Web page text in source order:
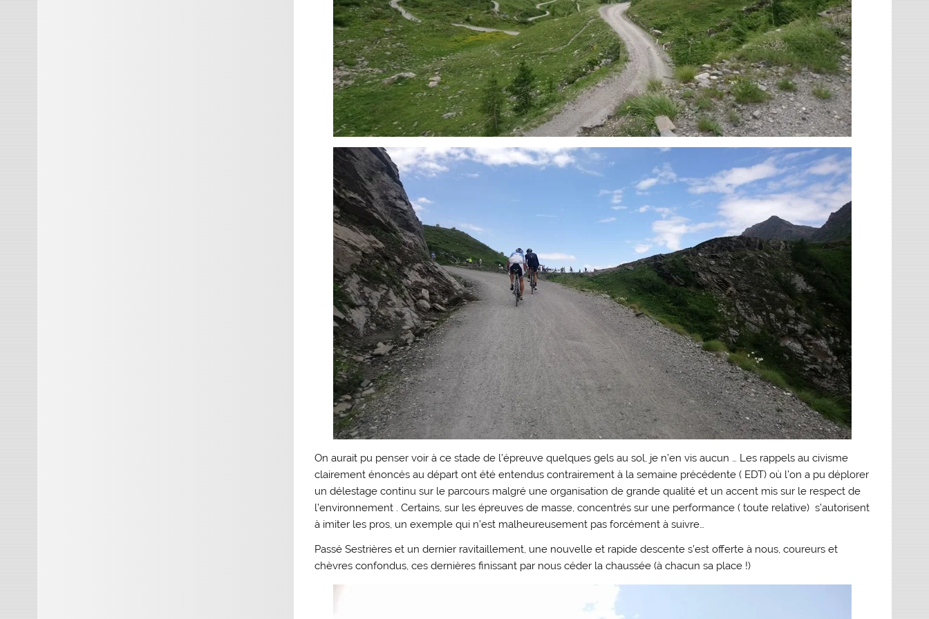
On aurait pu penser voir à ce stade de l’épreuve quelques gels au sol, je n’en vis aucun … Les rappels au civisme
clairement énoncés au départ ont été entendus contrairement à la semaine précédente ( EDT) où l’on a pu déplorer
un délestage continu sur le parcours malgré une organisation de grande qualité et un accent mis sur le respect de
l’environnement . Certains, sur les épreuves de masse, concentrés sur une performance ( toute relative) s’autorisent
à imiter les pros, un exemple qui n’est malheureusement pas forcément à suivre…
Passé Sestrières et un dernier ravitaillement, une nouvelle et rapide descente s’est offerte à nous, coureurs et
chèvres confondus, ces dernières finissant par nous céder la chaussée (à chacun sa place !)